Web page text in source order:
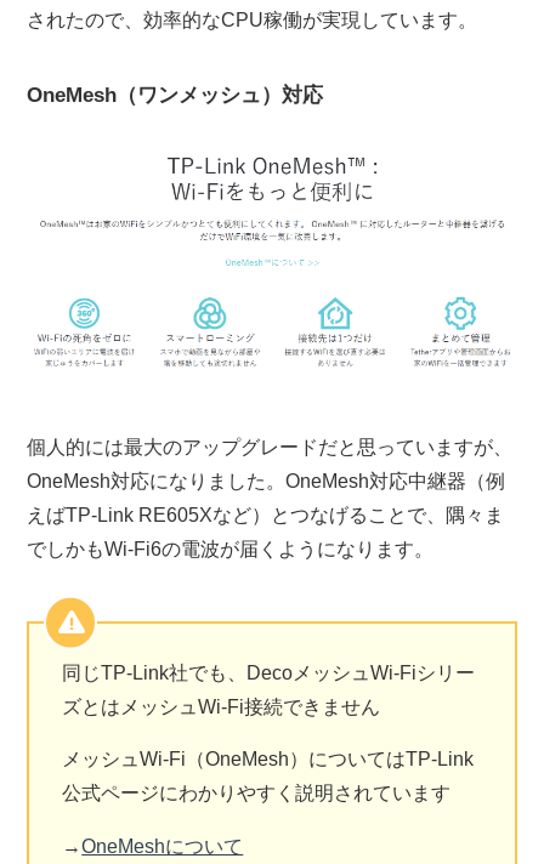
されたので、効率的なCPU稼働が実現しています。
OneMesh（ワンメッシュ）対応
個人的には最大のアップグレードだと思っていますが、
OneMesh対応になりました。OneMesh対応中継器（例
えばTP-Link RE605Xなど）とつなげることで、隅々ま
でしかもWi-Fi6の電波が届くようになります。
同じTP-Link社でも、DecoメッシュWi-Fiシリー
ズとはメッシュWi-Fi接続できません
メッシュWi-Fi（OneMesh）についてはTP-Link
公式ページにわかりやすく説明されています
→OneMeshについて